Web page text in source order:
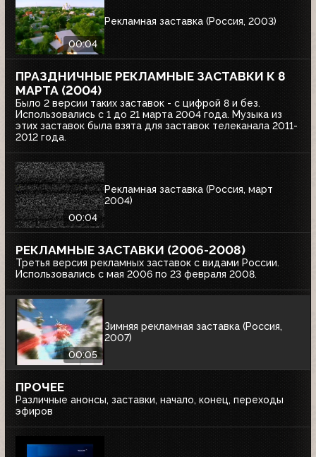
00:04
Рекламная заставка (Россия, 2003)
ПРАЗДНИЧНЫЕ РЕКЛАМНЫЕ ЗАСТАВКИ К 8
МАРТА (2004)
Было 2 версии таких заставок - с цифрой 8 и без.
Использовались с 1 до 21 марта 2004 года. Музыка из
этих заставок была взята для заставок телеканала 2011-
2012 года.
00:04
Рекламная заставка (Россия, март
2004)
РЕКЛАМНЫЕ ЗАСТАВКИ (2006-2008)
Третья версия рекламных заставок с видами России.
Использовались с мая 2006 по 23 февраля 2008.
00:05
Зимняя рекламная заставка (Россия,
2007)
ПРОЧЕЕ
Различные анонсы, заставки, начало, конец, переходы
эфиров